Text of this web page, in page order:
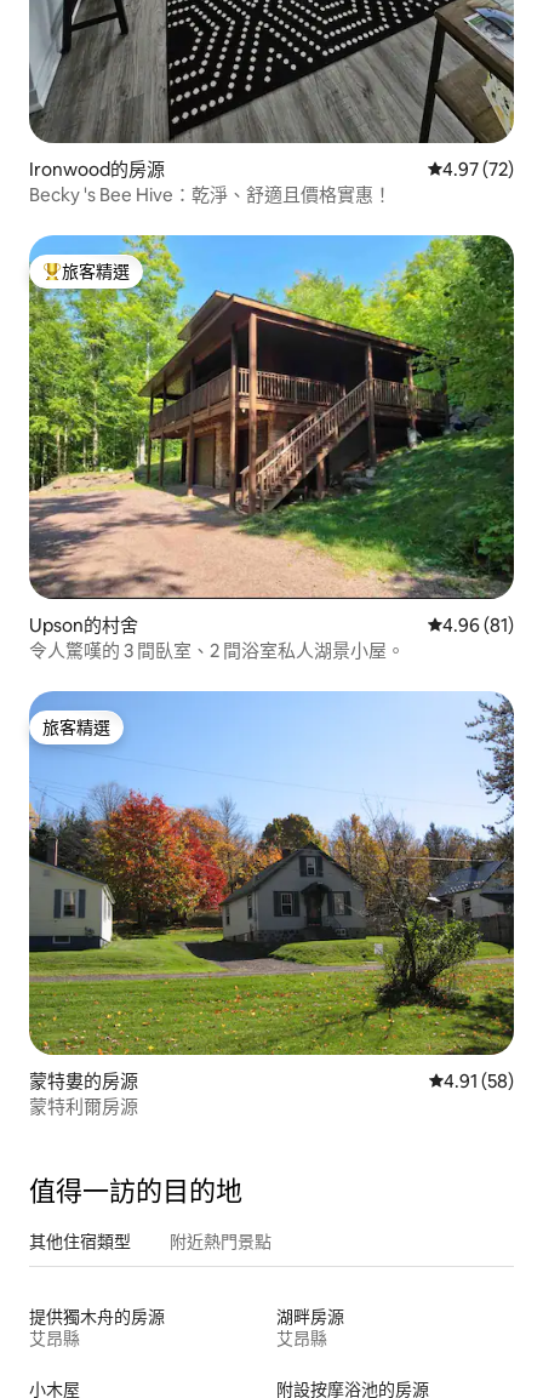
Ironwood的房源 從 72 則評價
4.97 (72)
Becky 's Bee Hive：乾淨、舒適且價格實惠！
旅客精選榜首
旅客精選
Upson的村舍 從 81 則評價
4.96 (81)
令人驚嘆的 3 間臥室、2 間浴室私人湖景小屋。
旅客精選
旅客精選
蒙特婁的房源 從 58 則評價
4.91 (58)
蒙特利爾房源
值得一訪的目的地
其他住宿類型 附近熱門景點
提供獨木舟的房源
艾昂縣
湖畔房源
艾昂縣
小木屋 附設按摩浴池的房源